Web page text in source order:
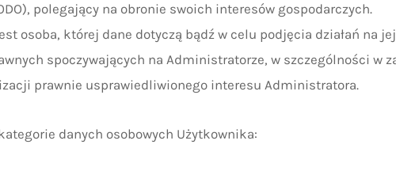
polegający na obronie swoich interesów gospodarczych.
osoba, której dane dotyczą bądź w celu podjęcia działań na
spoczywających na Administratorze, w szczególności w
prawnie usprawiedliwionego interesu Administratora.
danych osobowych Użytkownika: